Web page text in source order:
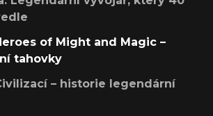
of Might and Magic –
tahovky
– historie legendární